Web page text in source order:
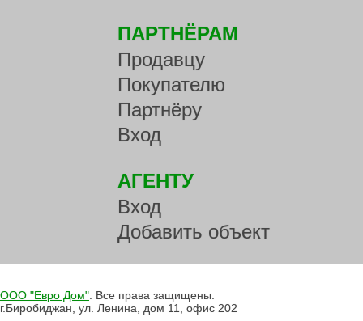
ПАРТНЁРАМ
Продавцу
Покупателю
Партнёру
Вход
АГЕНТУ
Вход
Добавить объект
ООО "Евро Дом". Все права защищены.
г.Биробиджан, ул. Ленина, дом 11, офис 202